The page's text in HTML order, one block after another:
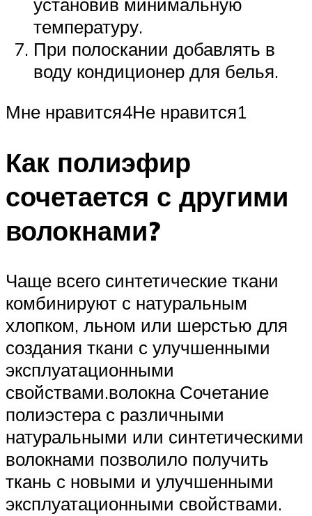
температуру.
При полоскании добавлять в
воду кондиционер для белья.
Мне нравится4Не нравится1
Как полиэфир
сочетается с другими
волокнами?
Чаще всего синтетические ткани
комбинируют с натуральным
хлопком, льном или шерстью для
создания ткани с улучшенными
эксплуатационными
свойствами.волокна Сочетание
полиэстера с различными
натуральными или синтетическими
волокнами позволило получить
ткань с новыми и улучшенными
эксплуатационными свойствами.